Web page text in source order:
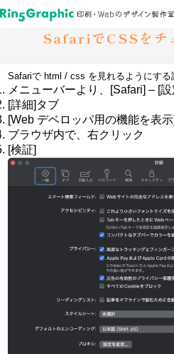
SafariでCSSをチ
Safariで html / css を見れるようにする
メニューバーより、[Safari] – [設
[詳細]タブ
[Web デベロッパ用の機能を表示
ブラウザ内で、右クリック
[検証]